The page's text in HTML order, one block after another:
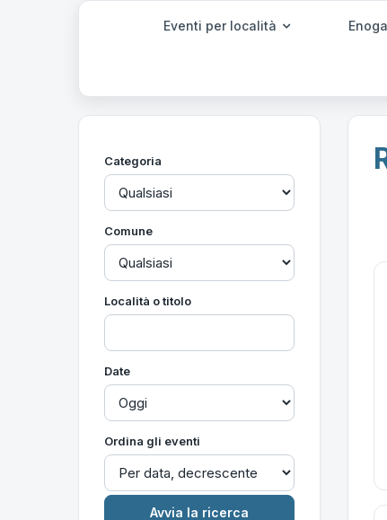
Eventi per località
Categoria
Comune
Località o titolo
Date
Ordina gli eventi